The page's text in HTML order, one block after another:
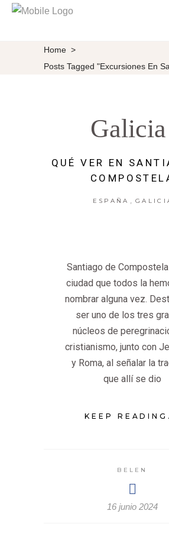
Home >
Posts Tagged "Excursiones En
Galicia
QUÉ VER EN
ESPAÑA
Santiago de
ciudad que todos la
nombrar alguna vez.
ser uno de los tres
núcleos de
cristianismo, junto con
y Roma, al señalar la
que allí se dio
KEEP
BELEN
16 junio 2024